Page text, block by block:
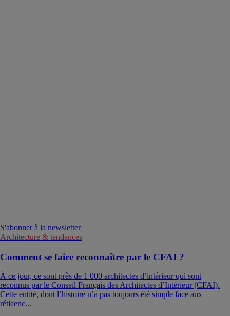
S'abonner à la newsletter
Architecture & tendances
Comment se faire reconnaître par le CFAI ?
À ce jour, ce sont près de 1 000 architectes d’intérieur qui sont
reconnus par le Conseil Français des Architectes d’Intérieur (CFAI).
Cette entité, dont l’histoire n’a pas toujours été simple face aux
réticenc...